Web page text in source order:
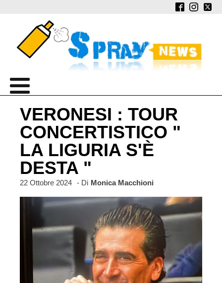
VERONESI : TOUR
CONCERTISTICO "
LA LIGURIA S'È
DESTA "
22 Ottobre 2024 - Di Monica Macchioni